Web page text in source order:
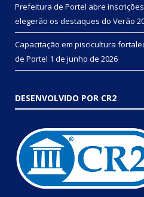
Prefeitura de Portel abre
elegerão os destaques do Verão
Capacitação em piscicultura
de Portel 1 de junho de 2026
DESENVOLVIDO POR CR2